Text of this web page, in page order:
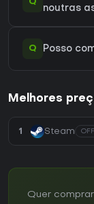
Q
noutras
Q Posso
Melhores
1 Steam
Quer